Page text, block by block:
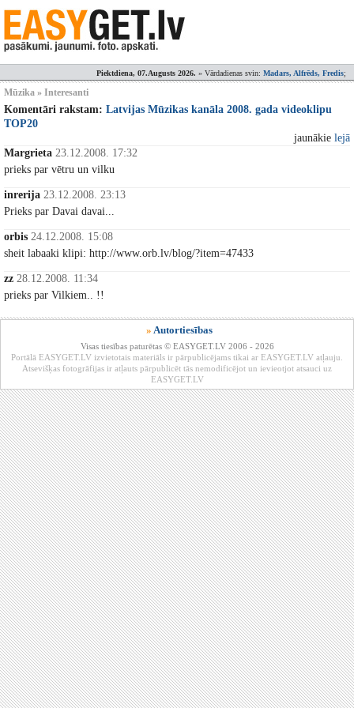
Piektdiena, 07.Augusts 2026. » Vārdadienas svin: Madars, Alfrēds, Fredis;
Mūzika » Interesanti
Komentāri rakstam: Latvijas Mūzikas kanāla 2008. gada videoklipu
TOP20
jaunākie lejā
Margrieta 23.12.2008. 17:32
prieks par vētru un vilku
inrerija 23.12.2008. 23:13
Prieks par Davai davai...
orbis 24.12.2008. 15:08
sheit labaaki klipi: http://www.orb.lv/blog/?item=47433
zz 28.12.2008. 11:34
prieks par Vilkiem.. !!
» Autortiesības
Visas tiesības paturētas © EASYGET.LV 2006 - 2026
Portālā EASYGET.LV izvietotais materiāls ir pārpublicējams tikai ar EASYGET.LV atļauju.
Atsevišķas fotogrāfijas ir atļauts pārpublicēt tās nemodificējot un ievieotjot atsauci uz
EASYGET.LV